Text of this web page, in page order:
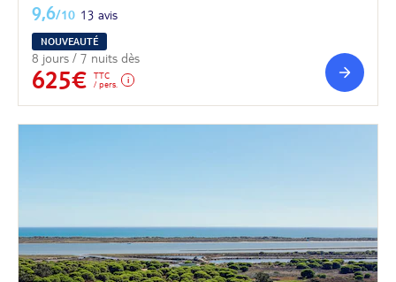
9,6/10 13 avis
NOUVEAUTÉ
8 jours / 7 nuits dès
625€
TTC
/ pers.